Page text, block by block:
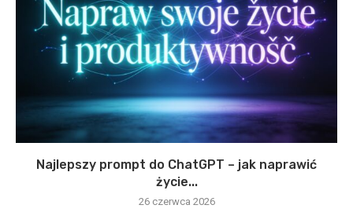
Najlepszy prompt do ChatGPT – jak naprawić
życie...
26 czerwca 2026